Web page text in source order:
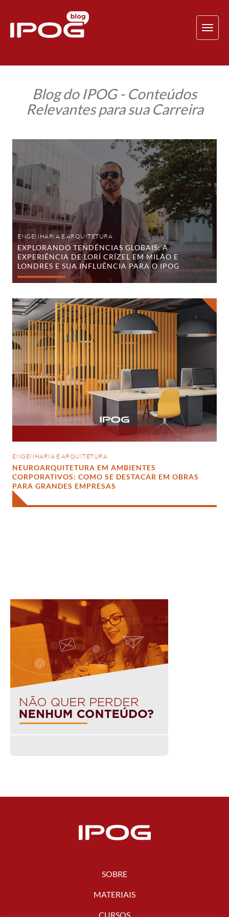
Blog do IPOG - Conteúdos
Relevantes para sua Carreira
Explorando
tendências
globais:
a
experiência
de
Lorí
em
Milão
e
Londres
sua
influência
para
ENGENHARIA E ARQUITETURA
EXPLORANDO TENDÊNCIAS GLOBAIS: A
EXPERIÊNCIA DE LORÍ CRÍZEL EM MILÃO E
LONDRES E SUA INFLUÊNCIA PARA O IPOG
Neuroarquitetura
em
ambientes
corporativos:
como
se
destacar
obras
para
grandes
empresas
ENGENHARIA E ARQUITETURA
NEUROARQUITETURA EM AMBIENTES
CORPORATIVOS: COMO SE DESTACAR EM OBRAS
PARA GRANDES EMPRESAS
SOBRE
MATERIAIS
CURSOS